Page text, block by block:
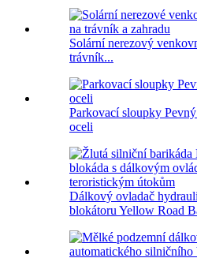
Solární nerezový
trávník...
Parkovací sloupky
oceli
Dálkový ovladač
blokátoru Yellow Road